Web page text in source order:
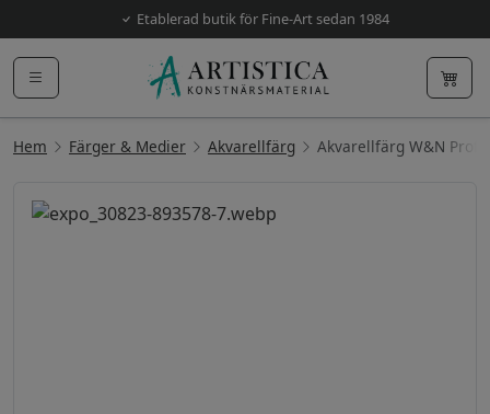
Etablerad butik för Fine-Art sedan 1984
Hem Färger & Medier Akvarellfärg Akvarellfärg W&N Prof.